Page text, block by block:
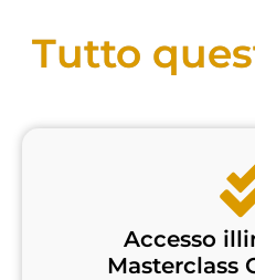
Tutto
Accesso
Masterclass